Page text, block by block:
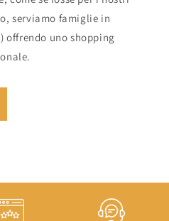
serviamo famiglie in
uno shopping